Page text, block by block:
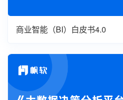
商业智能（BI）白皮书4.0